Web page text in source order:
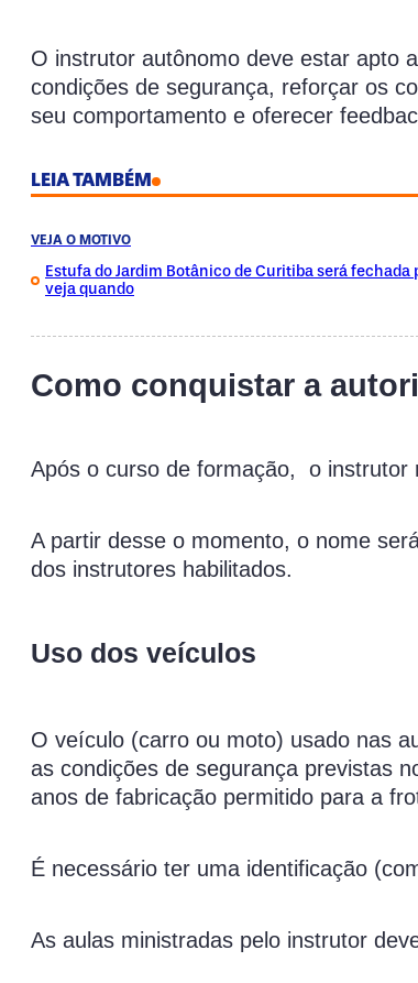
O instrutor autônomo deve estar apto
condições de segurança, reforçar os
seu comportamento e oferecer
LEIA TAMBÉM
VEJA O MOTIVO
Estufa do Jardim Botânico de Curitiba será fechada
veja quando
Como conquistar a
Após o curso de formação, o instrutor
A partir desse o momento, o nome
dos instrutores habilitados.
Uso dos veículos
O veículo (carro ou moto) usado nas
as condições de segurança previstas
anos de fabricação permitido para a
É necessário ter uma identificação
As aulas ministradas pelo instrutor